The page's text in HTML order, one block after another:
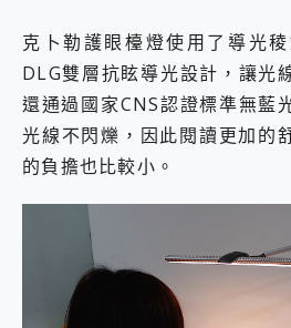
克⼘勒護眼檯燈使用了導光
DLG雙層抗眩導光設計，讓光
還通過國家CNS認證標準無藍
光線不閃爍，因此閱讀更加的
的負擔也比較小。